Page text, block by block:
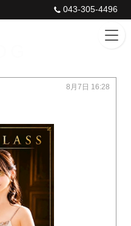
043-305-4496
8月7日 16:28